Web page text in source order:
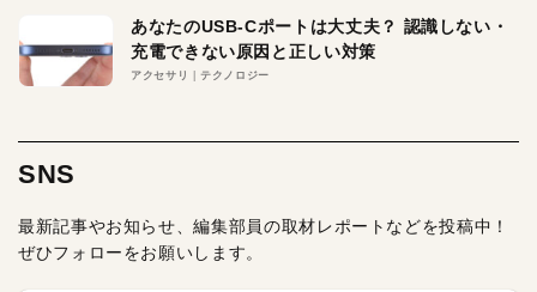
あなたのUSB-Cポートは大丈夫？ 認識しない・
充電できない原因と正しい対策
アクセサリ テクノロジー
SNS
最新記事やお知らせ、編集部員の取材レポートなどを投稿中！
ぜひフォローをお願いします。